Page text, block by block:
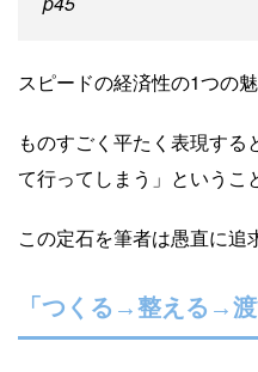
スピードの経済性の1つの
ものすごく平たく表現す
て行ってしまう」というこ
この定石を筆者は愚直に追
「つくる→整える→